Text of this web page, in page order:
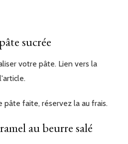
sucrée
pâte faite, réservez la au frais.
au beurre salé